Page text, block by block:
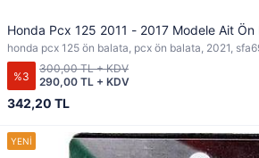
Honda Pcx 125 2011 - 2017 Modele Ait Ön
honda pcx 125 ön balata, pcx ön balata, 2021,
%3
342,20 TL
290,00 TL + KDV
300,00 TL + KDV